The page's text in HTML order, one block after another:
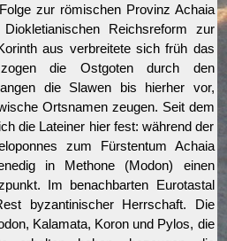
zur römischen Provinz Achaia
Reichsreform zur
aus verbreitete sich früh das
die Ostgoten durch den
die Slawen bis hierher vor,
Ortsnamen zeugen. Seit dem
die Lateiner hier fest: während der
zum Fürstentum Achaia
in Methone (Modon) einen
Im benachbarten Eurotastal
byzantinischer Herrschaft. Die
Kalamata, Koron und Pylos, die